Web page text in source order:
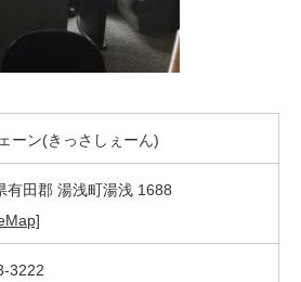
ーン(きっさしぇーん)
有田郡 湯浅町湯浅 1688
3222